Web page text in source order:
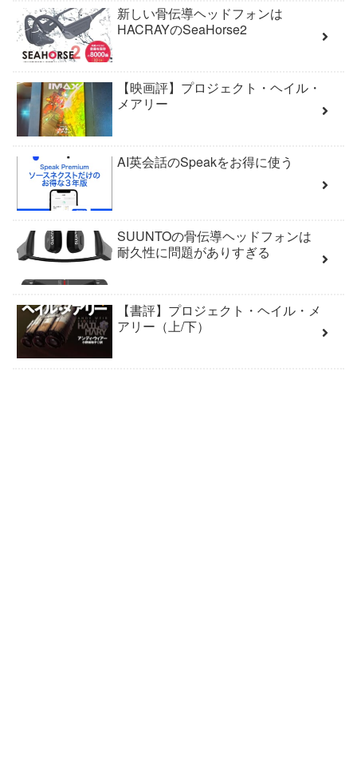
新しい骨伝導ヘッドフォンは
HACRAYのSeaHorse2
【映画評】プロジェクト・ヘイル・
メアリー
AI英会話のSpeakをお得に使う
SUUNTOの骨伝導ヘッドフォンは
耐久性に問題がありすぎる
【書評】プロジェクト・ヘイル・メ
アリー（上/下）